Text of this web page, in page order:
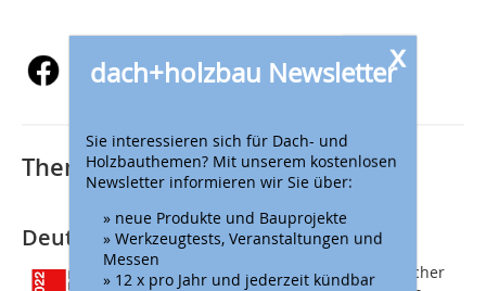
x
dach+holzbau Newsletter
Sie interessieren sich für Dach- und
Holzbauthemen? Mit unserem kostenlosen
Newsletter informieren wir Sie über:
» neue Produkte und Bauprojekte
» Werkzeugtests, Veranstaltungen und
Messen
» 12 x pro Jahr und jederzeit kündbar
Thematisch passende Artikel:
Deutscher Baupreis 2022
Die Teilnahme am Wettbewerb Deutscher